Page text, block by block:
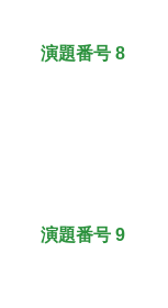
演題番号 8
演題番号 9